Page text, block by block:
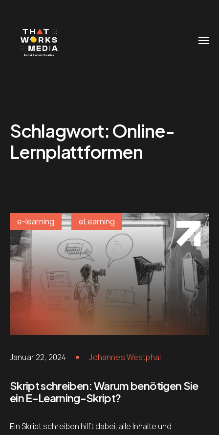
Schlagwort: Online-
Lernplattformen
e-learning eLearning
Januar 22, 2024 Johannes Westphal
Skript schreiben: Warum benötigen Sie
ein E-Learning-Skript?
Ein Skript schreiben hilft dabei, alle Inhalte und